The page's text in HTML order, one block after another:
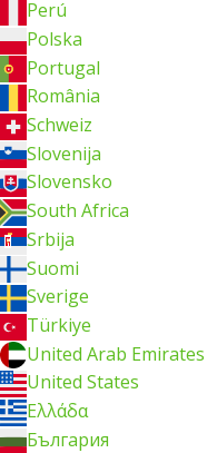
Perú
Polska
Portugal
România
Schweiz
Slovenija
Slovensko
South Africa
Srbija
Suomi
Sverige
Türkiye
United Arab Emirates
United States
Ελλάδα
България